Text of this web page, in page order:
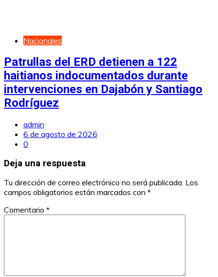
Nacionales
Patrullas del ERD detienen a 122
haitianos indocumentados durante
intervenciones en Dajabón y Santiago
Rodríguez
admin
6 de agosto de 2026
0
Deja una respuesta
Tu dirección de correo electrónico no será publicada. Los
campos obligatorios están marcados con *
Comentario *